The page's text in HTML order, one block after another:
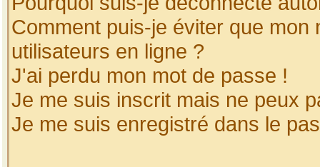
Comment puis-je éviter que
utilisateurs en ligne ?
J'ai perdu mon mot de passe !
Je me suis inscrit mais ne peux
Je me suis enregistré dans le